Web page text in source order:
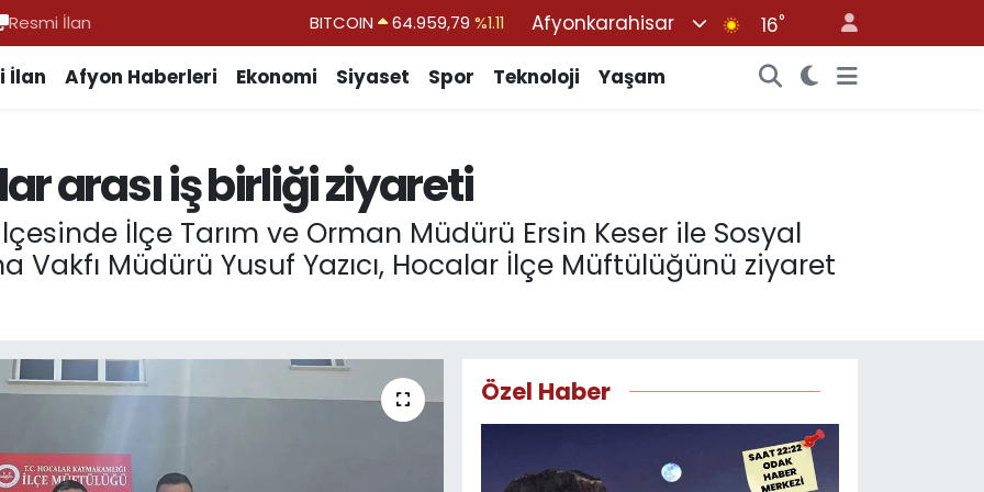
Resmi İlan DOLAR 47,7436 %0.18
EURO
55,2510 %0.32
BİST100
13.779
Afyonkarahisar 16°
İlan Afyon Haberleri Ekonomi Siyaset Spor Teknoloji Yaşam
arası iş birliği ziyareti
İlçe Tarım ve Orman Müdürü Ersin Keser ile Sosyal
Vakfı Müdürü Yusuf Yazıcı, Hocalar İlçe Müftülüğünü ziyaret
Özel Haber